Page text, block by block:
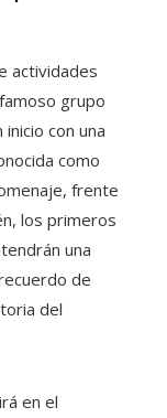
actividades
grupo
con una
como
frente
los primeros
una
de
del
en el